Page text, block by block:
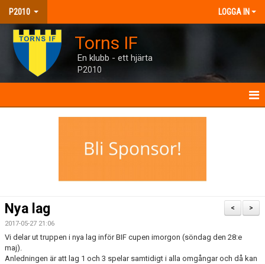
P2010 LOGGA IN
Torns IF
En klubb - ett hjärta
P2010
TRUPPEN
BILDGALLERI
>
<
Nya lag
2017-05-27 21:06
Vi delar ut truppen i nya lag inför BIF cupen imorgon (söndag den 28:e
maj).
Anledningen är att lag 1 och 3 spelar samtidigt i alla omgångar och då kan